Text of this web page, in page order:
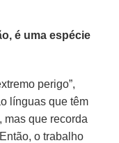
é uma espécie
perigo”,
línguas que têm
mas que recorda
o trabalho